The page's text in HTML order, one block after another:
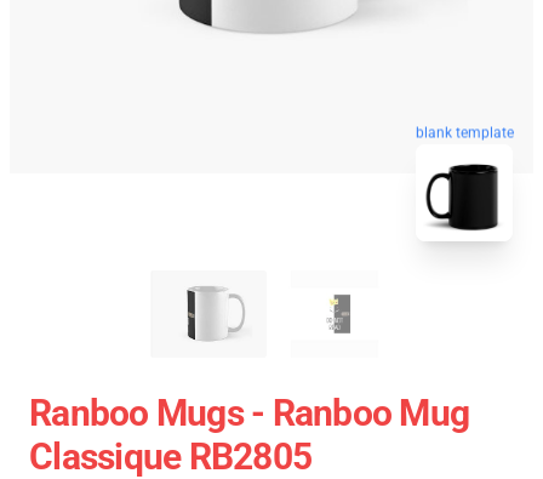
blank template
Ranboo Mugs - Ranboo Mug
Classique RB2805